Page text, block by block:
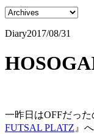
Diary2017/08/31
一昨日はOFFだっ
FUTSAL PLATZ 』